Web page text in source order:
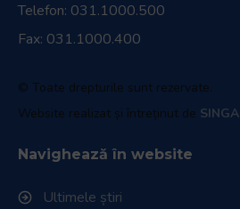
Telefon: 031.1000.500
Fax: 031.1000.400
© Toate drepturile sunt rezervate.
Website realizat și întreținut de SINGA
Navighează în website
Ultimele știri